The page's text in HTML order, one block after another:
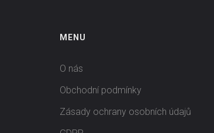
MENU
O nás
Obchodní podmínky
Zásady ochrany osobních údajů